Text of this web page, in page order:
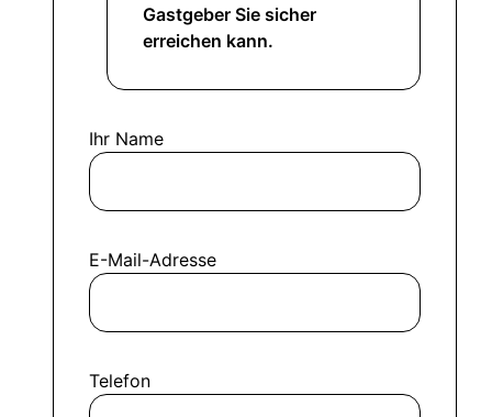
Gastgeber Sie sicher
erreichen kann.
Ihr Name
E-Mail-Adresse
Telefon